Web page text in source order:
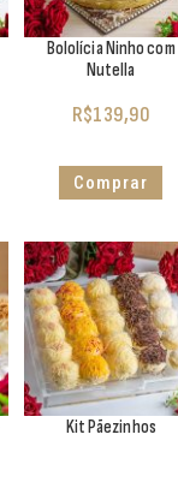
Bololícia Ninho com
Nutella
R$139,90
Comprar
Kit Pãezinhos